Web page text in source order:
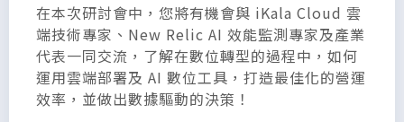
在本次研討會中，您將有機會與 iKala Cloud 雲
端技術專家、New Relic AI 效能監測專家及產業
代表一同交流，了解在數位轉型的過程中，如何
運用雲端部署及 AI 數位工具，打造最佳化的營運
效率，並做出數據驅動的決策！